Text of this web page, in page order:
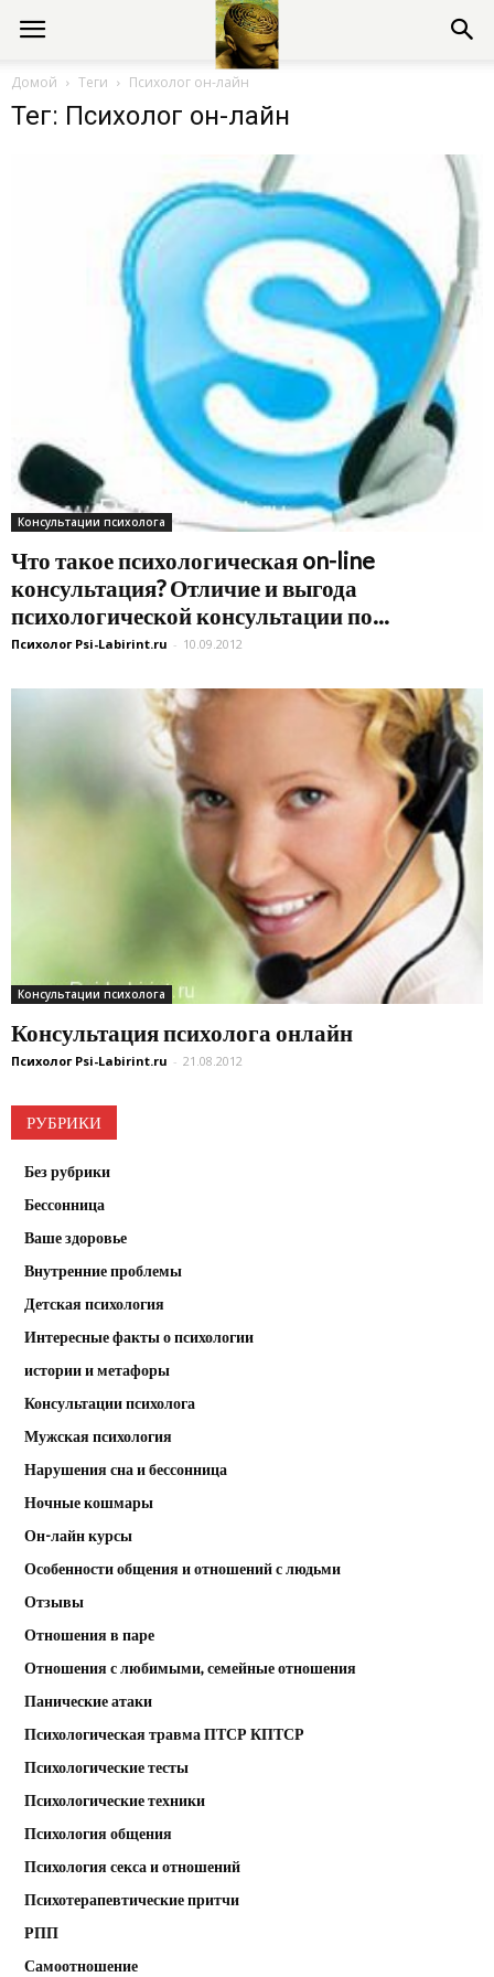
Консультации
психолога
Домой Теги Психолог он-лайн
Тег: Психолог он-лайн
Консультации психолога
Что такое психологическая on-line
консультация? Отличие и выгода
психологической консультации по...
Психолог Psi-Labirint.ru - 10.09.2012
Консультации психолога
Консультация психолога онлайн
Психолог Psi-Labirint.ru - 21.08.2012
РУБРИКИ
Без рубрики
Бессонница
Ваше здоровье
Внутренние проблемы
Детская психология
Интересные факты о психологии
истории и метафоры
Консультации психолога
Мужская психология
Нарушения сна и бессонница
Ночные кошмары
Он-лайн курсы
Особенности общения и отношений с людьми
Отзывы
Отношения в паре
Отношения с любимыми, семейные отношения
Панические атаки
Психологическая травма ПТСР КПТСР
Психологические тесты
Психологические техники
Психология общения
Психология секса и отношений
Психотерапевтические притчи
РПП
Самоотношение